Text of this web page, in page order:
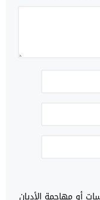
أو مهاجمة الأديان